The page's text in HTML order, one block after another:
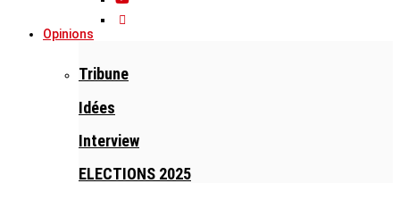
Opinions
Tribune
Idées
Interview
ELECTIONS 2025